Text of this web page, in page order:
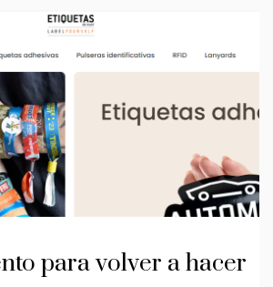
para volver a hacer